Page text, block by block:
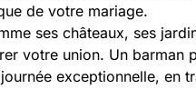
de votre mariage.
ses châteaux, ses
votre union. Un barman
exceptionnelle, en